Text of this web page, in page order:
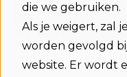
die we gebruiken.
Als je weigert, zal
worden gevolgd
website. Er wordt